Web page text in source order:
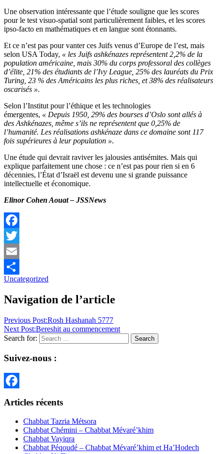
Une observation intéressante que l’étude souligne que les scores
pour le test visuo-spatial sont particulièrement faibles, et les scores
ipso-facto en mathématiques et en langue sont étonnants.
Et ce n’est pas pour vanter ces Juifs venus d’Europe de l’est, mais
selon USA Today, « les Juifs ashkénazes représentent 2,2% de la
population américaine, mais 30% du corps professoral des collèges
d’élite, 21% des étudiants de l’Ivy League, 25% des lauréats du Prix
Turing, 23 % des Américains les plus riches, et 38% des réalisateurs
oscarisés ».
Selon l’Institut pour l’éthique et les technologies
émergentes, « Depuis 1950, 29% des bourses d’Oslo sont allés à
des Ashkénazes, même s’ils ne représentent que 0,25% de
l’humanité. Les réalisations ashkénaze dans ce domaine sont 117
fois supérieures à leur population ».
Une étude qui devrait raviver les jalousies antisémites. Mais qui
explique parfaitement une chose : ce n’est pas pour rien si en 6
décennies, l’État d’Israël est devenu une si grande puissance
intellectuelle et économique.
Elinor Cohen Aouat – JSSNews
Facebook
Twitter
Email
Partager
Uncategorized
Navigation de l’article
Previous Post:Rosh Hashanah 5777
Next Post:Bereshit au commencement
Search for:
Search
Suivez-nous :
Articles récents
Chabbat Tazria Métsora
Chabbat Chémini – Chabbat Mévaré’khim
Chabbat Vayiqra
Chabbat Péqoudé – Chabbat Mévaré’khim et Ha’Hodech